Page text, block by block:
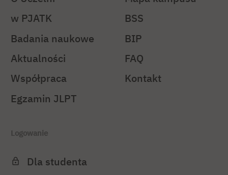
w PJATK
Badania naukowe
Aktualności
Współpraca
Egzamin JLPT
BSS
BIP
FAQ
Kontakt
Logowanie
Dla studenta